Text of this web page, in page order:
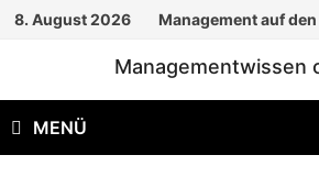
Zum
8. August 2026 Management auf
Managementwissen
MENÜ